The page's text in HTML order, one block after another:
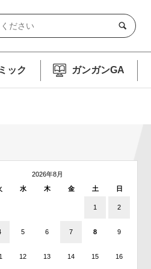
ック ガンガンGA
2026年8月
水 木 金 土 日
1 2
5 6 7 8 9
12 13 14 15 16